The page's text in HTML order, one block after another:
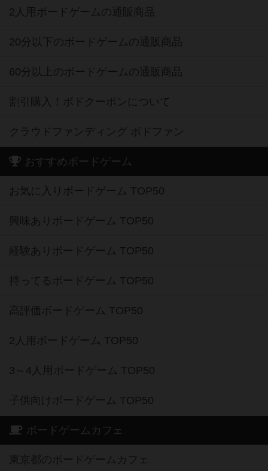
2人用ボードゲームの通販商品
20分以下のボードゲームの通販商品
60分以上のボードゲームの通販商品
割引購入！ボドクーポンについて
クラウドファンディング ボドファン
おすすめボードゲーム
お気に入りボードゲーム TOP50
興味ありボードゲーム TOP50
経験ありボードゲーム TOP50
持ってるボードゲーム TOP50
高評価ボードゲーム TOP50
2人用ボードゲーム TOP50
3～4人用ボードゲーム TOP50
子供向けボードゲーム TOP50
ボードゲームカフェ
東京都のボードゲームカフェ